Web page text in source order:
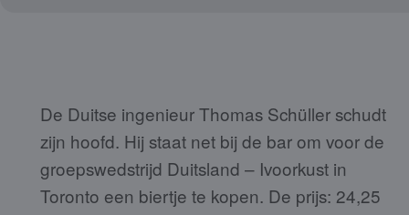
De Duitse ingenieur Thomas Schüller schudt
zijn hoofd. Hij staat net bij de bar om voor de
groepswedstrijd Duitsland – Ivoorkust in
Toronto een biertje te kopen. De prijs: 24,25